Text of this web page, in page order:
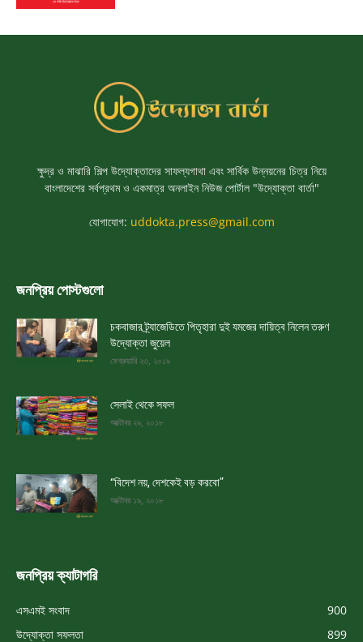
ক্ষুদ্র ও মাঝারি শিল্প উদ্যোক্তাদের সাফল্যগাথা এবং সার্বিক উন্নয়নের চিত্র নিয়ে
বাংলাদেশের সর্বপ্রথম ও একমাত্র অনলাইন নিউজ পোর্টাল "উদ্যোক্তা বার্তা"
যোগাযোগ: uddokta.press@gmail.com
জনপ্রিয় পোস্টগুলো
চকবাজার ট্র্যাজেডিতে পিতৃহারা দুই যমজের দায়িত্ব নিলেন তরুণ
উদ্যোক্তা জুয়েল
ফেব্রুয়ারি ২৩, ২০১৯
সেলাই থেকে সফল
অক্টোবর ২৯, ২০১৮
“বিদেশ নয়, দেশকেই বড় করবো”
অক্টোবর ১৯, ২০১৮
জনপ্রিয় ক্যাটাগরি
এসএমই সংবাদ
900
উদ্যোক্তা সফলতা
899